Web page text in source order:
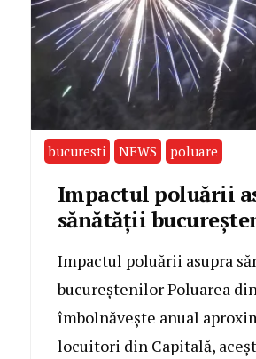
bucuresti NEWS poluare
Impactul poluării
sănătății
Impactul poluării asupra
bucureștenilor Poluarea
îmbolnăvește anual
locuitori din Capitală,